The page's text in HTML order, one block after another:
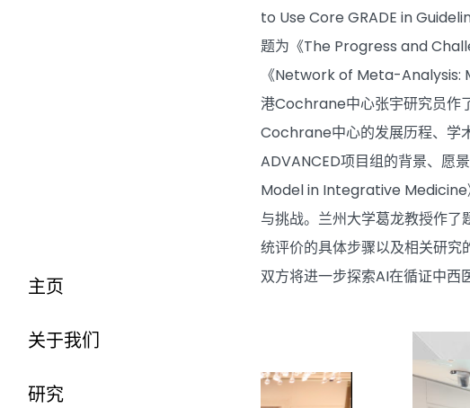
主页
关于我们
研究
to Use Core GRADE in
题为《The Progress and
《Network of Meta-Analysis:
港Cochrane中心张宇研究员
Cochrane中心的发展历程、学
ADVANCED项目组的背景、愿
Model in Integrative Medicine
与挑战。兰州大学葛龙教授作
统评价的具体步骤以及相关研究
双方将进一步探索AI在循证中西